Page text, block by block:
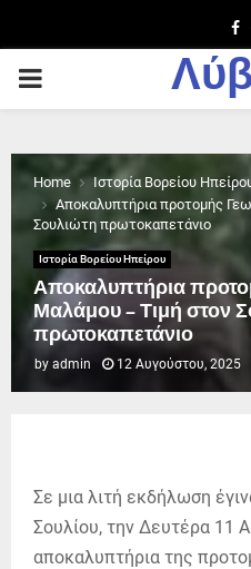
PRIMARY
Home
Ιστορία Βορείου
Αποκαλυπτήρια προτομής
Σουλιώτη πρωτοκαπετάνιο
Ιστορία Βορείου Ηπείρου
Αποκαλυπτήρια
Μαλάμου – Τιμή στον
πρωτοκαπετάνιο
by admin 12 Αυγούστου, 2025
Σε μια λιτή εκδήλωση
Σουλίου, την Δευτέρα 11
αποκαλυπτήρια της